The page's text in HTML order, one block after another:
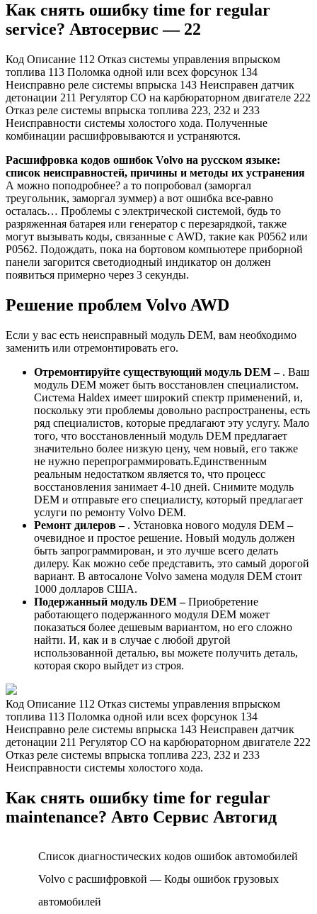
Как снять ошибку time for regular
service? Автосервис — 22
Код Описание 112 Отказ системы управления впрыском
топлива 113 Поломка одной или всех форсунок 134
Неисправно реле системы впрыска 143 Неисправен датчик
детонации 211 Регулятор СО на карбюраторном двигателе 222
Отказ реле системы впрыска топлива 223, 232 и 233
Неисправности системы холостого хода. Полученные
комбинации расшифровываются и устраняются.
Расшифровка кодов ошибок Volvo на русском языке:
список неисправностей, причины и методы их устранения
А можно поподробнее? а то попробовал (заморгал
треугольник, заморгал зуммер) а вот ошибка все-равно
осталась… Проблемы с электрической системой, будь то
разряженная батарея или генератор с перезарядкой, также
могут вызывать коды, связанные с AWD, такие как P0562 или
P0562. Подождать, пока на бортовом компьютере приборной
панели загорится светодиодный индикатор он должен
появиться примерно через 3 секунды.
Решение проблем Volvo AWD
Если у вас есть неисправный модуль DEM, вам необходимо
заменить или отремонтировать его.
Отремонтируйте существующий модуль DEM –. Ваш
модуль DEM может быть восстановлен специалистом.
Система Haldex имеет широкий спектр применений, и,
поскольку эти проблемы довольно распространены, есть
ряд специалистов, которые предлагают эту услугу. Мало
того, что восстановленный модуль DEM предлагает
значительно более низкую цену, чем новый, его также
не нужно перепрограммировать.Единственным
реальным недостатком является то, что процесс
восстановления занимает 4-10 дней. Снимите модуль
DEM и отправьте его специалисту, который предлагает
услуги по ремонту Volvo DEM.
Ремонт дилеров –. Установка нового модуля DEM –
очевидное и простое решение. Новый модуль должен
быть запрограммирован, и это лучше всего делать
дилеру. Как можно себе представить, это самый дорогой
вариант. В автосалоне Volvo замена модуля DEM стоит
1000 долларов США.
Подержанный модуль DEM –Приобретение
работающего подержанного модуля DEM может
показаться более дешевым вариантом, но его сложно
найти. И, как и в случае с любой другой
использованной деталью, вы можете получить деталь,
которая скоро выйдет из строя.
Код Описание 112 Отказ системы управления впрыском
топлива 113 Поломка одной или всех форсунок 134
Неисправно реле системы впрыска 143 Неисправен датчик
детонации 211 Регулятор СО на карбюраторном двигателе 222
Отказ реле системы впрыска топлива 223, 232 и 233
Неисправности системы холостого хода.
Как снять ошибку time for regular
maintenance? Авто Сервис Автогид
Список диагностических кодов ошибок автомобилей
Volvo с расшифровкой — Коды ошибок грузовых
автомобилей